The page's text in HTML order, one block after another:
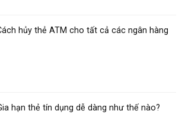
hủy thẻ ATM cho tất cả các ngân hàng
hạn thẻ tín dụng dễ dàng như thế nào?